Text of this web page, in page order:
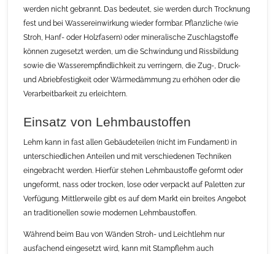
werden nicht gebrannt. Das bedeutet, sie werden durch Trocknung
fest und bei Wassereinwirkung wieder formbar. Pflanzliche (wie
Stroh, Hanf- oder Holzfasern) oder mineralische Zuschlagstoffe
können zugesetzt werden, um die Schwindung und Rissbildung
sowie die Wasserempfindlichkeit zu verringern, die Zug-, Druck-
und Abriebfestigkeit oder Wärmedämmung zu erhöhen oder die
Verarbeitbarkeit zu erleichtern.
Einsatz von Lehmbaustoffen
Lehm kann in fast allen Gebäudeteilen (nicht im Fundament) in
unterschiedlichen Anteilen und mit verschiedenen Techniken
eingebracht werden. Hierfür stehen Lehmbaustoffe geformt oder
ungeformt, nass oder trocken, lose oder verpackt auf Paletten zur
Verfügung. Mittlerweile gibt es auf dem Markt ein breites Angebot
an traditionellen sowie modernen Lehmbaustoffen.
Während beim Bau von Wänden Stroh- und Leichtlehm nur
ausfachend eingesetzt wird, kann mit Stampflehm auch